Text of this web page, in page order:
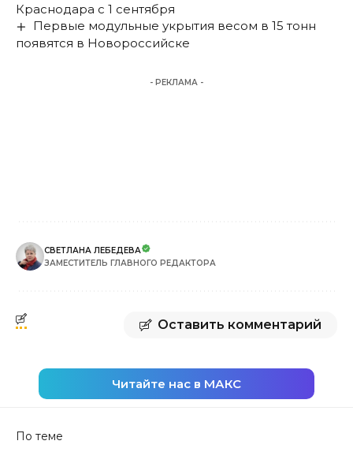
Краснодара с 1 сентября
Первые модульные укрытия весом в 15 тонн
появятся в Новороссийске
- РЕКЛАМА -
СВЕТЛАНА ЛЕБЕДЕВА
ЗАМЕСТИТЕЛЬ ГЛАВНОГО РЕДАКТОРА
Оставить комментарий
Читайте нас в МАКС
По теме